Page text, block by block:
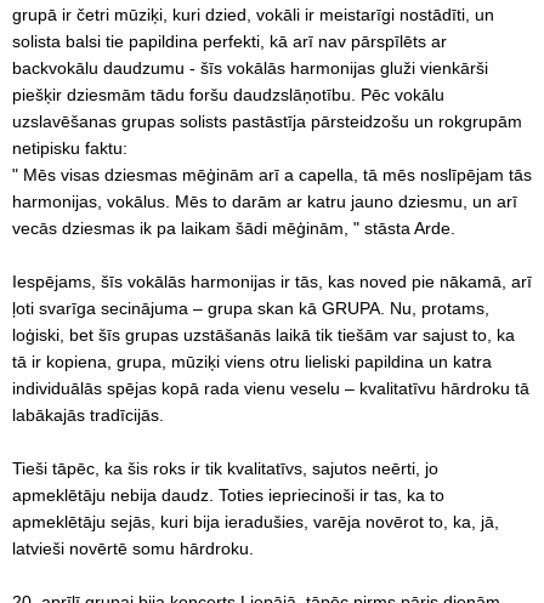
grupā ir četri mūziķi, kuri dzied, vokāli ir meistarīgi nostādīti, un
solista balsi tie papildina perfekti, kā arī nav pārspīlēts ar
backvokālu daudzumu - šīs vokālās harmonijas gluži vienkārši
piešķir dziesmām tādu foršu daudzslāņotību. Pēc vokālu
uzslavēšanas grupas solists pastāstīja pārsteidzošu un rokgrupām
netipisku faktu:
" Mēs visas dziesmas mēģinām arī a capella, tā mēs noslīpējam tās
harmonijas, vokālus. Mēs to darām ar katru jauno dziesmu, un arī
vecās dziesmas ik pa laikam šādi mēģinām, " stāsta Arde.
Iespējams, šīs vokālās harmonijas ir tās, kas noved pie nākamā, arī
ļoti svarīga secinājuma – grupa skan kā GRUPA. Nu, protams,
loģiski, bet šīs grupas uzstāšanās laikā tik tiešām var sajust to, ka
tā ir kopiena, grupa, mūziķi viens otru lieliski papildina un katra
individuālās spējas kopā rada vienu veselu – kvalitatīvu hārdroku tā
labākajās tradīcijās.
Tieši tāpēc, ka šis roks ir tik kvalitatīvs, sajutos neērti, jo
apmeklētāju nebija daudz. Toties iepriecinoši ir tas, ka to
apmeklētāju sejās, kuri bija ieradušies, varēja novērot to, ka, jā,
latvieši novērtē somu hārdroku.